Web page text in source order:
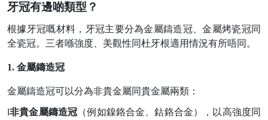
牙冠有邊啲類型？
根據牙冠嘅材料，牙冠主要分為金屬鑄造冠、金屬烤瓷冠同
全瓷冠。三者喺強度、美觀性同杜牙根適用情況有所唔同。
1. 金屬鑄造冠
金屬鑄造冠可以分為非貴金屬同貴金屬兩類：
l非貴金屬鑄造冠 （例如鎳鉻合金、鈷鉻合金），以高強度同